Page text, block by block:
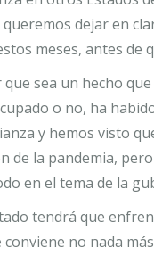
dejar en
meses, antes de
sea un hecho
o no, ha
y hemos visto
de la pandemia,
en el tema de la
tendrá que
no nada